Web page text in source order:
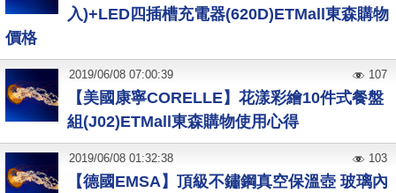
入)+LED四插槽充電器(620D)ETMall東森購物
價格
【美國康寧CORELLE】花漾彩繪10件式餐盤
組(J02)ETMall東森購物使用心得
2019/06/08 07:00:39 107
【德國EMSA】頂級不鏽鋼真空保溫壺 玻璃內
2019/06/08 01:32:38 103